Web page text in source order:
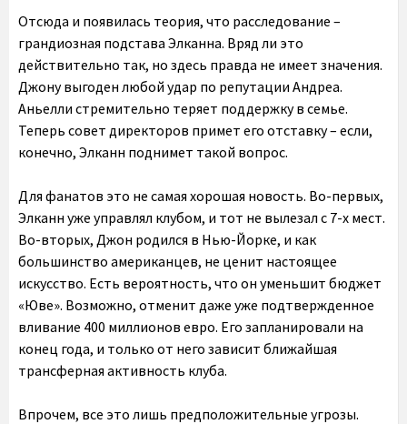
Отсюда и появилась теория, что расследование –
грандиозная подстава Элканна. Вряд ли это
действительно так, но здесь правда не имеет значения.
Джону выгоден любой удар по репутации Андреа.
Аньелли стремительно теряет поддержку в семье.
Теперь совет директоров примет его отставку – если,
конечно, Элканн поднимет такой вопрос.
Для фанатов это не самая хорошая новость. Во-первых,
Элканн уже управлял клубом, и тот не вылезал с 7-х мест.
Во-вторых, Джон родился в Нью-Йорке, и как
большинство американцев, не ценит настоящее
искусство. Есть вероятность, что он уменьшит бюджет
«Юве». Возможно, отменит даже уже подтвержденное
вливание 400 миллионов евро. Его запланировали на
конец года, и только от него зависит ближайшая
трансферная активность клуба.
Впрочем, все это лишь предположительные угрозы.